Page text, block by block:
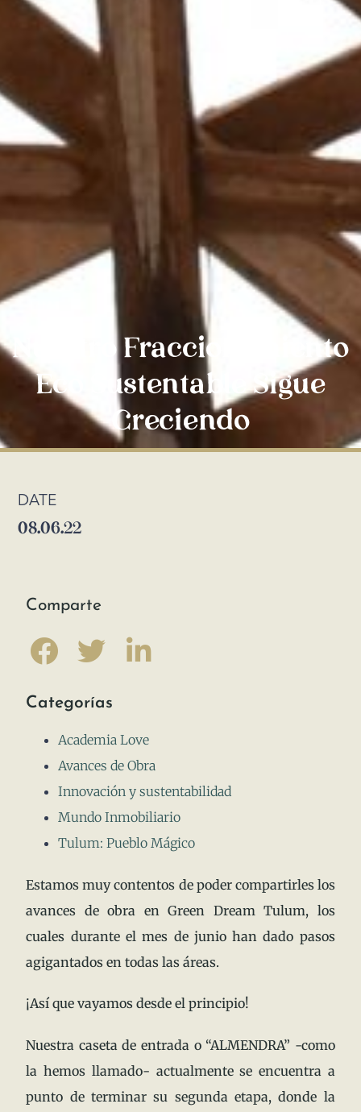
Nuestro Fraccionamiento
Eco Sustentable Sigue
Creciendo
DATE
08.06.22
Comparte
Categorías
Academia Love
Avances de Obra
Innovación y sustentabilidad
Mundo Inmobiliario
Tulum: Pueblo Mágico
Estamos muy contentos de poder compartirles los
avances de obra en Green Dream Tulum, los
cuales durante el mes de junio han dado pasos
agigantados en todas las áreas.
¡Así que vayamos desde el principio!
Nuestra caseta de entrada o “ALMENDRA” -como
la hemos llamado- actualmente se encuentra a
punto de terminar su segunda etapa, donde la